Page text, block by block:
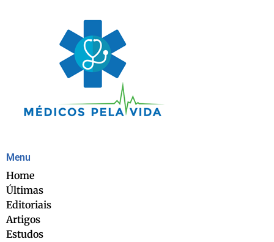
Menu
Home
Últimas
Editoriais
Artigos
Estudos